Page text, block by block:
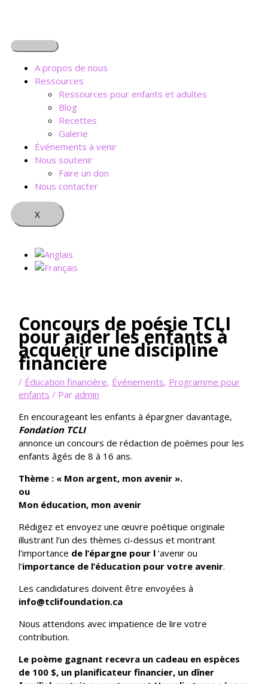
A propos de nous
Ressources
Ressources pour enfants et adultes
Blog
Recettes
Galerie
Événements à venir
Nous soutenir
Faire un don
Nous contacter
X
Concours de poésie TCLI
pour aider les enfants à
acquérir une discipline
financière
/ Éducation financière, Événements, Programme pour
enfants / Paradmin
En encourageant les enfants à épargner davantage,
Fondation TCLI
annonce un concours de rédaction de poèmes pour les
enfants âgés de 8 à 16 ans.
Thème : « Mon argent, mon avenir ».
ou
Mon éducation, mon avenir
Rédigez et envoyez une œuvre poétique originale
illustrant l’un des thèmes ci-dessus et montrant
l’importance de l’épargne pour l ‘avenir ou
l’importance de l’éducation pour votre avenir.
Les candidatures doivent être envoyées à
info@tclifoundation.ca
Nous attendons avec impatience de lire votre
contribution.
Le poème gagnant recevra un cadeau en espèces
de 100 $, un planificateur financier, un dîner
: